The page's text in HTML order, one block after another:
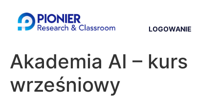
LOGOWANIE
Akademia AI – kurs
wrześniowy